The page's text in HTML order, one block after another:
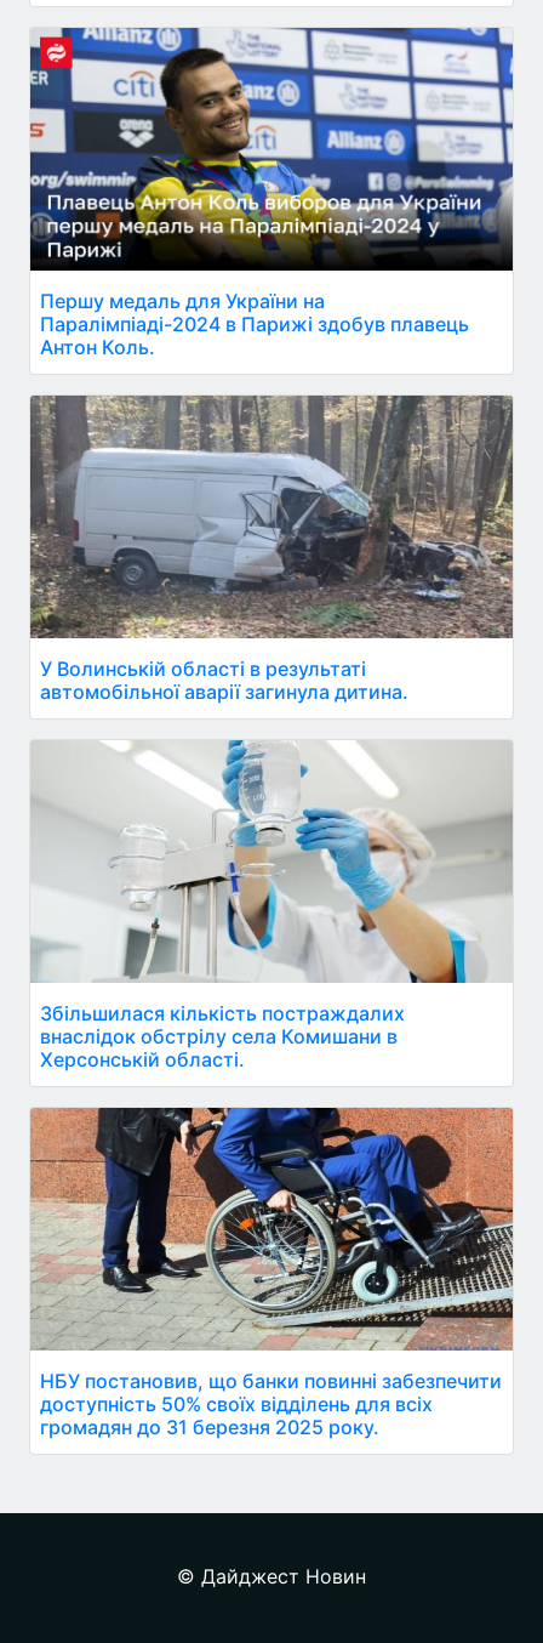
Першу медаль для України на
Паралімпіаді-2024 в Парижі здобув плавець
Антон Коль.
У Волинській області в результаті
автомобільної аварії загинула дитина.
Збільшилася кількість постраждалих
внаслідок обстрілу села Комишани в
Херсонській області.
НБУ постановив, що банки повинні забезпечити
доступність 50% своїх відділень для всіх
громадян до 31 березня 2025 року.
© Дайджест Новин